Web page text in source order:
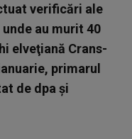
verificări ale
au murit 40
elveţiană Crans-
primarul
de dpa și